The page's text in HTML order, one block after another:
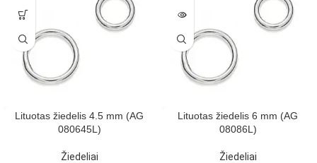
Lituotas žiedelis 4.5 mm (AG
080645L)
Žiedeliai
Lituotas žiedelis 6 mm (AG
08086L)
Žiedeliai